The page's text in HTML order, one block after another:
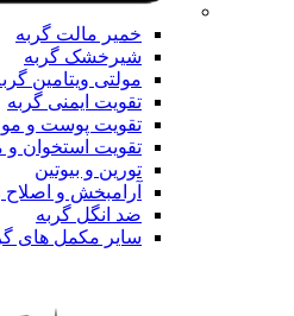
خمیر مالت گربه
شیرخشک گربه
مولتی ویتامین
تقویت ایمنی گربه
تقویت پوست و
تقویت استخوان
تورین و بیوتین
آرامبخش و اصلاح
ضد انگل گربه
سایر مکمل های